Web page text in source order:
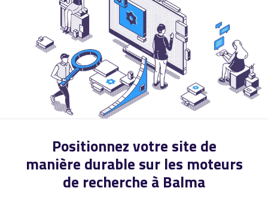
Positionnez votre site de
manière durable sur les moteurs
de recherche à Balma